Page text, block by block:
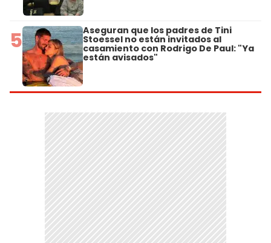
5 Aseguran que los padres de Tini
Stoessel no están invitados al
casamiento con Rodrigo De Paul: "Ya
están avisados"